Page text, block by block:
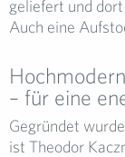
geliefert und
Auch eine
– für eine
Gegründet
ist Theodor